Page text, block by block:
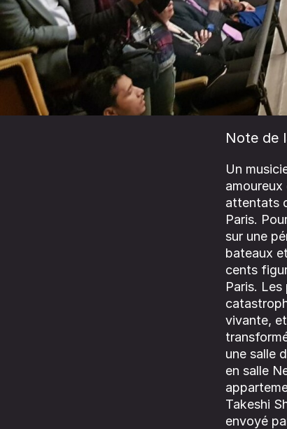
Note de
Un
attentats
Paris.
sur une
bateaux
cents
Paris.
vivante,
une salle
en salle
Takeshi
envoyé